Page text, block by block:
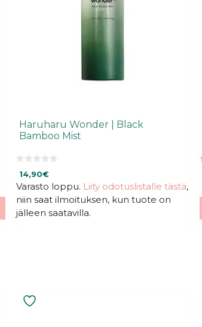
Haruharu Wonder | Black
Bamboo Mist
:
s
t
14,90€
Varasto loppu. Liity odotuslistalle tästä,
niin saat ilmoituksen, kun tuote on
jälleen saatavilla.